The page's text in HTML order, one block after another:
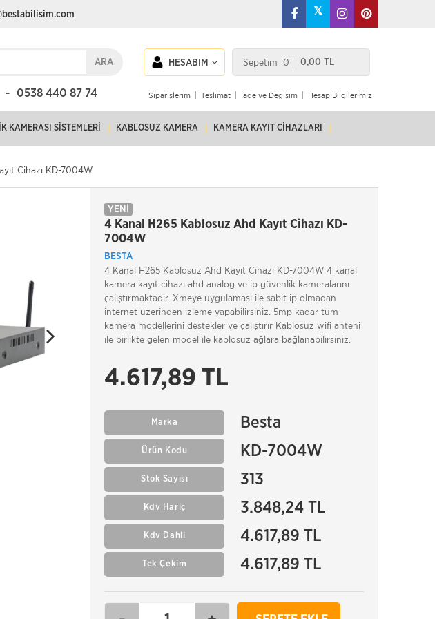
𝕏
ARA
0538 440 87 74
HESABIM Sepetim 0 0,00 TL
Siparişlerim Teslimat İade ve Değişim Hesap Bilgilerimiz
KAMERASI SISTEMLERI KABLOSUZ KAMERA KAMERA KAYIT CIHAZLARI
Cihazı KD-7004W
YENİ
4 Kanal H265 Kablosuz Ahd Kayıt Cihazı KD-
7004W
BESTA
4 Kanal H265 Kablosuz Ahd Kayıt Cihazı KD-7004W 4 kanal
kamera kayıt cihazı ahd analog ve ip güvenlik kameralarını
çalıştırmaktadır. Xmeye uygulaması ile sabit ip olmadan
internet üzerinden izleme yapabilirsiniz. 5mp kadar tüm
kamera modellerini destekler ve çalıştırır Kablosuz wifi anteni
ile birlikte gelen model ile kablosuz ağlara bağlanabilirsiniz.
4.617,89 TL
Marka Besta
Ürün Kodu KD-7004W
Stok Sayısı 313
Kdv Hariç 3.848,24 TL
Kdv Dahil 4.617,89 TL
Tek Çekim 4.617,89 TL